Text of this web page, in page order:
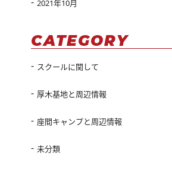
2021年10月
CATEGORY
スクールに関して
厚木基地と周辺情報
座間キャンプと周辺情報
未分類